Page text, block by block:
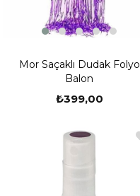
Mor Saçaklı Dudak Folyo
Balon
₺399,00